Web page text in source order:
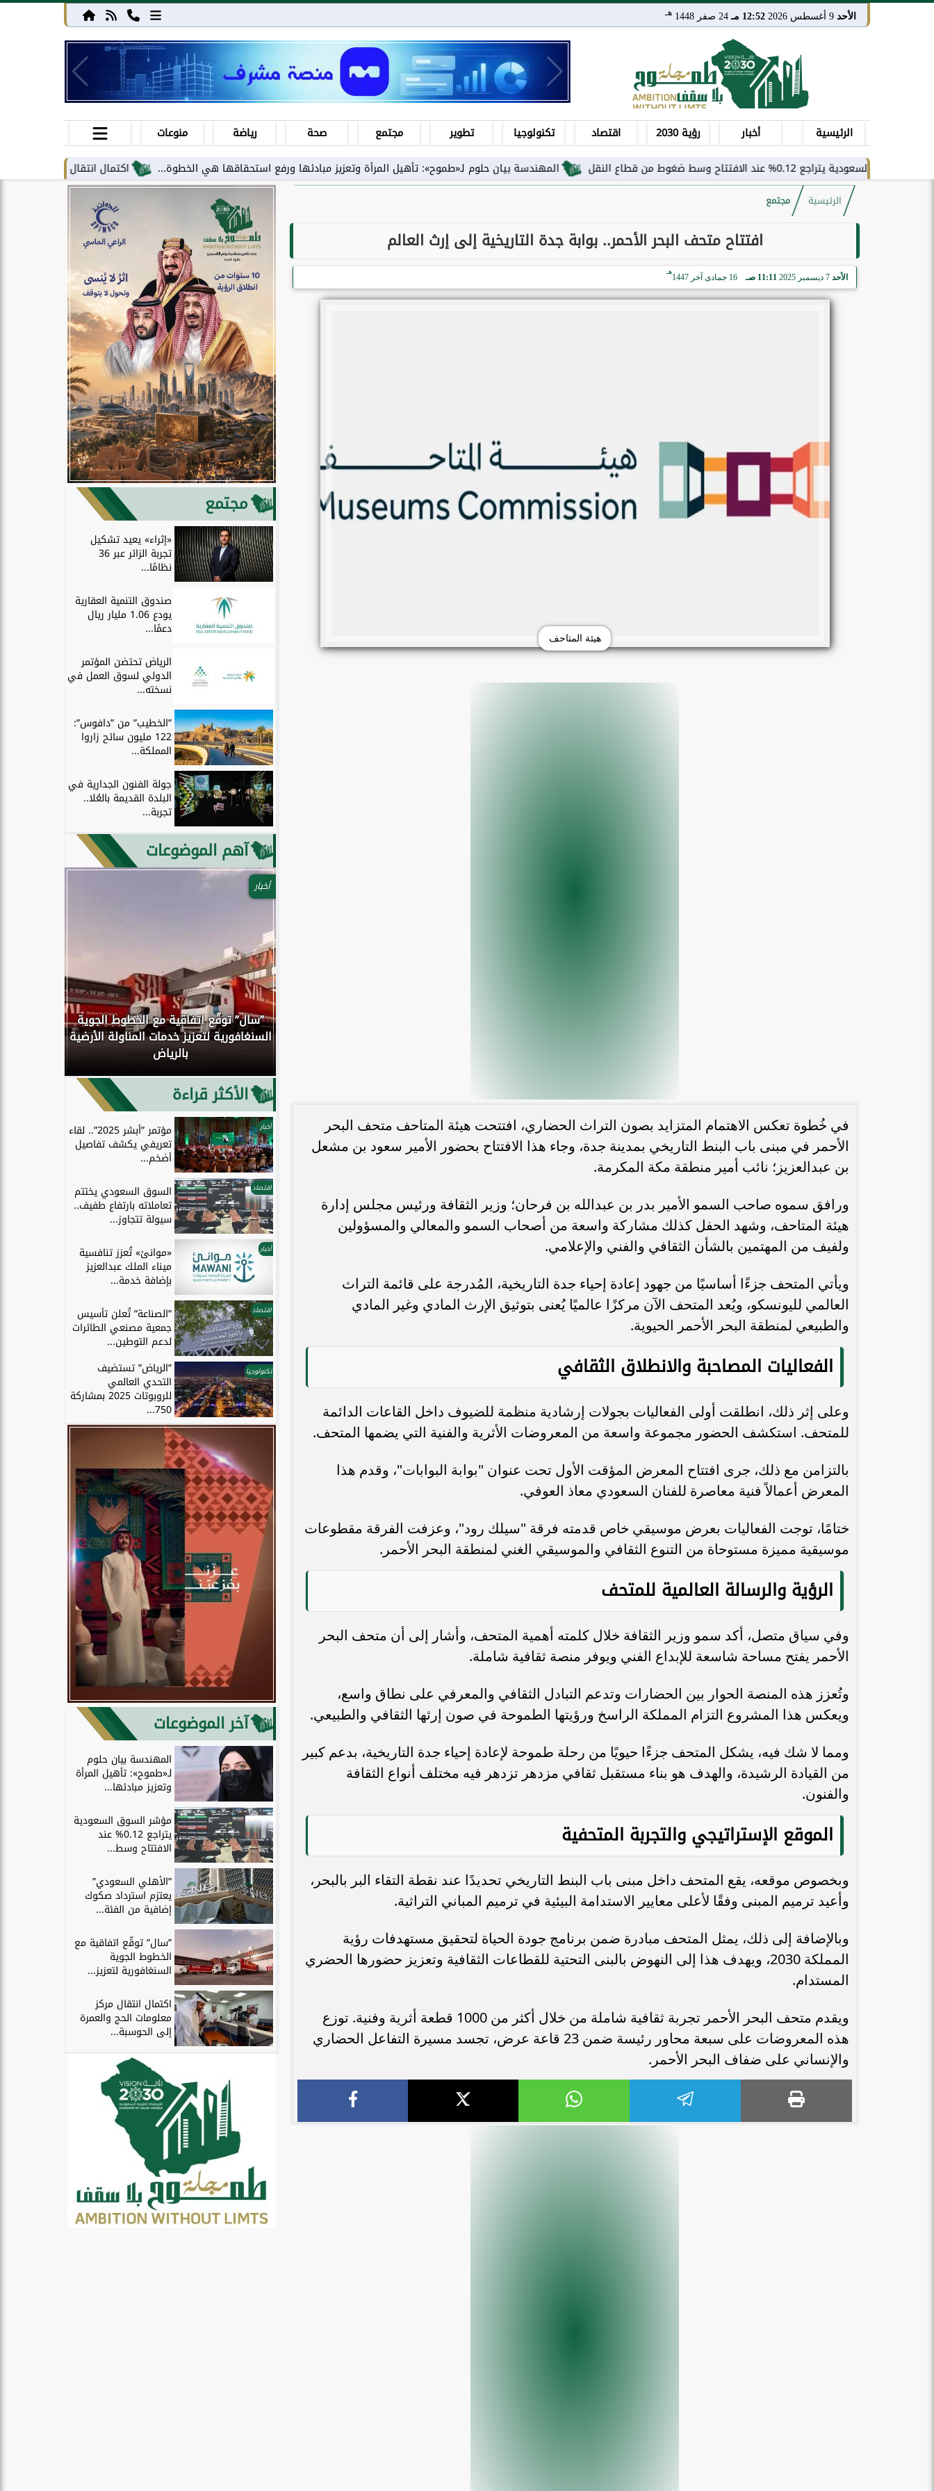
الأحد 12:52 مـ 24 صفر 1448 هـ
الرئيسية أخبار رؤية 2030 اقتصاد تكنولوجيا تطوير مجتمع صحة رياضة
منوعات
اكتمال انتقال مركز معلومات الحج والعمرة
المهندسة بيان حلوم لـ«طموح»: تأهيل المرأة وتعزيز مبادئها ورفع استحقاقها هي الخطوة... عند الافتتاح وسط ضغوط من قطاع النقل
الرئيسية مجتمع
افتتاح متحف البحر الأحمر.. بوابة جدة التاريخية إلى إرث العالم
الأحد 7 ديسمبر 2025 11:11 صـ 16 جمادى آخر 1447
هـ
هيئة المتاحف
في خُطوة تعكس الاهتمام المتزايد بصون التراث الحضاري، افتتحت هيئة المتاحف متحف البحر
الأحمر في مبنى باب البنط التاريخي بمدينة جدة، وجاء هذا الافتتاح بحضور الأمير سعود بن مشعل
بن عبدالعزيز؛ نائب أمير منطقة مكة المكرمة.
ورافق سموه صاحب السمو الأمير بدر بن عبدالله بن فرحان؛ وزير الثقافة ورئيس مجلس إدارة
هيئة المتاحف، وشهد الحفل كذلك مشاركة واسعة من أصحاب السمو والمعالي والمسؤولين
ولفيف من المهتمين بالشأن الثقافي والفني والإعلامي.
ويأتي المتحف جزءًا أساسيًا من جهود إعادة إحياء جدة التاريخية، المُدرجة على قائمة التراث
العالمي لليونسكو، ويُعد المتحف الآن مركزًا عالميًا يُعنى بتوثيق الإرث المادي وغير المادي
والطبيعي لمنطقة البحر الأحمر الحيوية.
الفعاليات المصاحبة والانطلاق الثقافي
وعلى إثر ذلك، انطلقت أولى الفعاليات بجولات إرشادية منظمة للضيوف داخل القاعات الدائمة
للمتحف. استكشف الحضور مجموعة واسعة من المعروضات الأثرية والفنية التي يضمها المتحف.
بالتزامن مع ذلك، جرى افتتاح المعرض المؤقت الأول تحت عنوان "بوابة البوابات"، وقدم هذا
المعرض أعمالاً فنية معاصرة للفنان السعودي معاذ العوفي.
ختامًا، توجت الفعاليات بعرض موسيقي خاص قدمته فرقة "سيلك رود"، وعزفت الفرقة مقطوعات
موسيقية مميزة مستوحاة من التنوع الثقافي والموسيقي الغني لمنطقة البحر الأحمر.
الرؤية والرسالة العالمية للمتحف
وفي سياق متصل، أكد سمو وزير الثقافة خلال كلمته أهمية المتحف، وأشار إلى أن متحف البحر
الأحمر يفتح مساحة شاسعة للإبداع الفني ويوفر منصة ثقافية شاملة.
وتُعزز هذه المنصة الحوار بين الحضارات وتدعم التبادل الثقافي والمعرفي على نطاق واسع،
ويعكس هذا المشروع التزام المملكة الراسخ ورؤيتها الطموحة في صون إرثها الثقافي والطبيعي.
ومما لا شك فيه، يشكل المتحف جزءًا حيويًا من رحلة طموحة لإعادة إحياء جدة التاريخية، بدعم كبير
من القيادة الرشيدة، والهدف هو بناء مستقبل ثقافي مزدهر تزدهر فيه مختلف أنواع الثقافة
والفنون.
الموقع الإستراتيجي والتجربة المتحفية
وبخصوص موقعه، يقع المتحف داخل مبنى باب البنط التاريخي تحديدًا عند نقطة التقاء البر بالبحر،
وأعيد ترميم المبنى وفقًا لأعلى معايير الاستدامة البيئية في ترميم المباني التراثية.
وبالإضافة إلى ذلك، يمثل المتحف مبادرة ضمن برنامج جودة الحياة لتحقيق مستهدفات رؤية
المملكة 2030، ويهدف هذا إلى النهوض بالبنى التحتية للقطاعات الثقافية وتعزيز حضورها الحضري
المستدام.
ويقدم متحف البحر الأحمر تجربة ثقافية شاملة من خلال أكثر من 1000 قطعة أثرية وفنية. توزع
هذه المعروضات على سبعة محاور رئيسة ضمن 23 قاعة عرض، تجسد مسيرة التفاعل الحضاري
والإنساني على ضفاف البحر الأحمر.
مجتمع
«إثراء» يعيد تشكيل
تجربة الزائر عبر 36
نظامًا...
صندوق التنمية العقارية
يودع 1.06 مليار ريال
دعمًا...
الرياض تحتضن المؤتمر
الدولي لسوق العمل في
نسخته...
”الخطيب” من ”دافوس”:
122 مليون سائح زاروا
المملكة...
جولة الفنون الجدارية في
البلدة القديمة بالعُلا..
تجربة...
آهم الموضوعات
أخبار
”سال” توقّع اتفاقية مع الخطوط الجوية
السنغافورية لتعزيز خدمات المناولة الأرضية
بالرياض
الأكثر قراءة
أخبار مؤتمر ”أبشر 2025”.. لقاء
تعريفي يكشف تفاصيل
أضخم...
اقتصاد السوق السعودي يختتم
تعاملاته بارتفاع طفيف..
سيولة تتجاوز...
أخبار «موانئ» تُعزز تنافسية
ميناء الملك عبدالعزيز
بإضافة خدمة...
اقتصاد ”الصناعة” تُعلن تأسيس
جمعية مصنعي الطائرات
لدعم التوطين...
تكنولوجيا ”الرياض” تستضيف
التحدي العالمي
للروبوتات 2025 بمشاركة
750...
آخر الموضوعات
المهندسة بيان حلوم
لـ«طموح»: تأهيل المرأة
وتعزيز مبادئها...
مؤشر السوق السعودية
يتراجع 0.12% عند
الافتتاح وسط...
”الأهلي السعودي”
يعتزم استرداد صكوك
إضافية من الفئة...
”سال” توقّع اتفاقية مع
الخطوط الجوية
السنغافورية لتعزيز...
اكتمال انتقال مركز
معلومات الحج والعمرة
إلى الحوسبة...